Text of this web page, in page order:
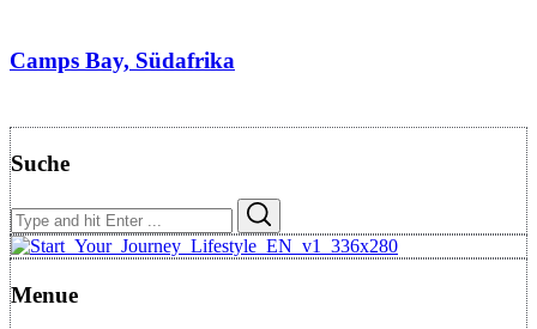
Camps Bay, Südafrika
Suche
Search
for:
Menue